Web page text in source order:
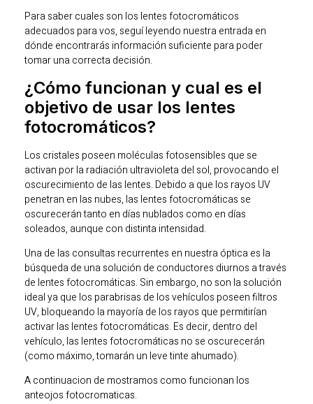
Para saber cuales son los lentes fotocromáticos
adecuados para vos, seguí leyendo nuestra entrada en
dónde encontrarás información suficiente para poder
tomar una correcta decisión.
¿Cómo funcionan y cual es el
objetivo de usar los lentes
fotocromáticos?
Los cristales poseen moléculas fotosensibles que se
activan por la radiación ultravioleta del sol, provocando el
oscurecimiento de las lentes. Debido a que los rayos UV
penetran en las nubes, las lentes fotocromáticas se
oscurecerán tanto en días nublados como en días
soleados, aunque con distinta intensidad.
Una de las consultas recurrentes en nuestra óptica es la
búsqueda de una solución de conductores diurnos a través
de lentes fotocromáticas. Sin embargo, no son la solución
ideal ya que los parabrisas de los vehículos poseen filtros
UV, bloqueando la mayoría de los rayos que permitirían
activar las lentes fotocromáticas. Es decir, dentro del
vehículo, las lentes fotocromáticas no se oscurecerán
(como máximo, tomarán un leve tinte ahumado).
A continuacion de mostramos como funcionan los
anteojos fotocromaticas.